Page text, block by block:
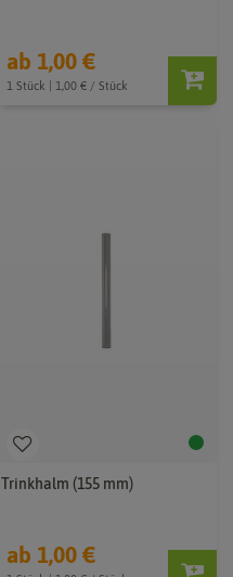
ab 1,00 €
1 Stück | 1,00 € / Stück
Trinkhalm (155 mm)
ab 1,00 €